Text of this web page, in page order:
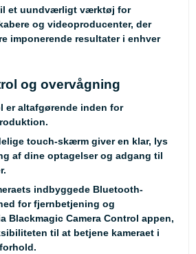
et uundværligt værktøj for
og videoproducenter, der
imponerende resultater i enhver
og overvågning
er altafgørende inden for
touch-skærm giver en klar, lys
af dine optagelser og adgang til
indbyggede Bluetooth-
for fjernbetjening og
Blackmagic Camera Control appen,
til at betjene kameraet i